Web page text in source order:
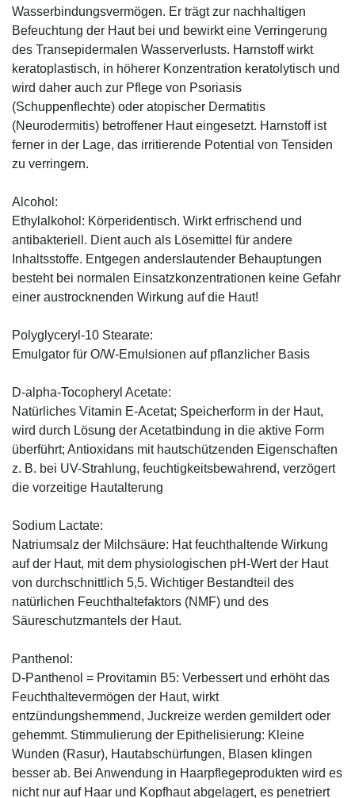
Wasserbindungsvermögen. Er trägt zur nachhaltigen
Befeuchtung der Haut bei und bewirkt eine Verringerung
des Transepidermalen Wasserverlusts. Harnstoff wirkt
keratoplastisch, in höherer Konzentration keratolytisch und
wird daher auch zur Pflege von Psoriasis
(Schuppenflechte) oder atopischer Dermatitis
(Neurodermitis) betroffener Haut eingesetzt. Harnstoff ist
ferner in der Lage, das irritierende Potential von Tensiden
zu verringern.
Alcohol:
Ethylalkohol: Körperidentisch. Wirkt erfrischend und
antibakteriell. Dient auch als Lösemittel für andere
Inhaltsstoffe. Entgegen anderslautender Behauptungen
besteht bei normalen Einsatzkonzentrationen keine Gefahr
einer austrocknenden Wirkung auf die Haut!
Polyglyceryl-10 Stearate:
Emulgator für O/W-Emulsionen auf pflanzlicher Basis
D-alpha-Tocopheryl Acetate:
Natürliches Vitamin E-Acetat; Speicherform in der Haut,
wird durch Lösung der Acetatbindung in die aktive Form
überführt; Antioxidans mit hautschützenden Eigenschaften
z. B. bei UV-Strahlung, feuchtigkeitsbewahrend, verzögert
die vorzeitige Hautalterung
Sodium Lactate:
Natriumsalz der Milchsäure: Hat feuchthaltende Wirkung
auf der Haut, mit dem physiologischen pH-Wert der Haut
von durchschnittlich 5,5. Wichtiger Bestandteil des
natürlichen Feuchthaltefaktors (NMF) und des
Säureschutzmantels der Haut.
Panthenol:
D-Panthenol = Provitamin B5: Verbessert und erhöht das
Feuchthaltevermögen der Haut, wirkt
entzündungshemmend, Juckreize werden gemildert oder
gehemmt. Stimmulierung der Epithelisierung: Kleine
Wunden (Rasur), Hautabschürfungen, Blasen klingen
besser ab. Bei Anwendung in Haarpflegeprodukten wird es
nicht nur auf Haar und Kopfhaut abgelagert, es penetriert